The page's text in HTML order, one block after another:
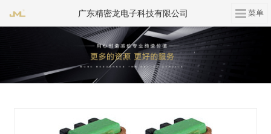
广东精密龙电子科技有限公司